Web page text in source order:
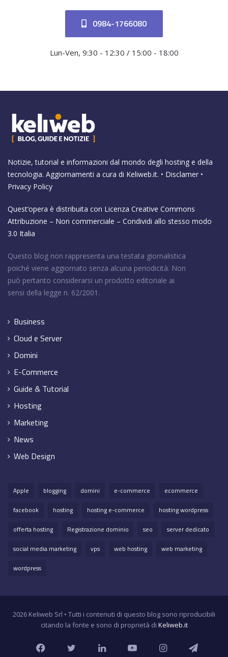
0984-1766080
Lun-Ven, 9:30 - 12:30 / 15:00 - 18:00
Notizie, tutorial e informazioni dal mondo degli hosting e della
tecnologia. Aggiornamenti a cura di Keliweb.it. • Disclamer •
Privacy Policy
Quest’opera è distribuita con Licenza Creative Commons
Attribuzione – Non commerciale – Condividi allo stesso modo
3.0 Italia
Questo blog non rappresenta una testata giornalistica
poiché viene aggiornato senza alcuna periodicità. Non
può pertanto considerarsi un prodotto editoriale ai
sensi della legge n. 62/2001.
Business
Cloud e Server
Domini
E-Commerce
Guide & Tutorial
Hosting
Marketing
News
Web Design
Apple blogging domini e-commerce
ecommerce
facebook
hosting hosting e-commerce
hosting wordpress
offerta hosting
Registrazione dominio seo
server dedicato
social media marketing
vps web hosting
web marketing
wordpress
2026 Keliweb Srl • Tutti i contenuti di questo blog sono riproducibili
citando la fonte e sono di proprietà di Keliweb.it
FacebookTwitterLinkedInYouTubeInstagram